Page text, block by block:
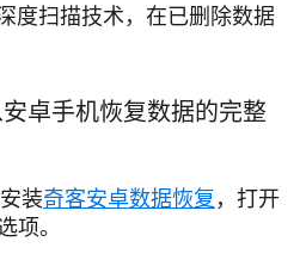
度扫描技术，在已删除数据
卓手机恢复数据的完整
装奇客安卓数据恢复，打开
项。